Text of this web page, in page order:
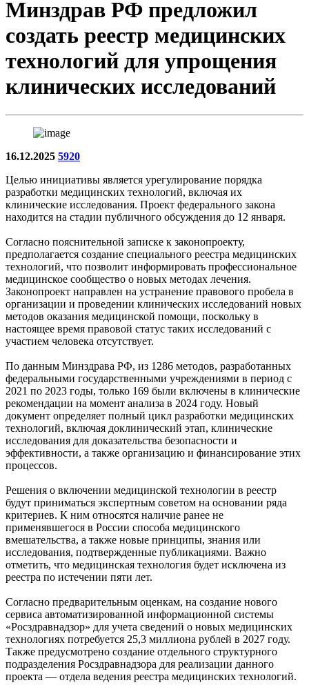
Минздрав РФ предложил
создать реестр медицинских
технологий для упрощения
клинических исследований
16.12.2025 5920
Целью инициативы является урегулирование порядка
разработки медицинских технологий, включая их
клинические исследования. Проект федерального закона
находится на стадии публичного обсуждения до 12 января.
Согласно пояснительной записке к законопроекту,
предполагается создание специального реестра медицинских
технологий, что позволит информировать профессиональное
медицинское сообщество о новых методах лечения.
Законопроект направлен на устранение правового пробела в
организации и проведении клинических исследований новых
методов оказания медицинской помощи, поскольку в
настоящее время правовой статус таких исследований с
участием человека отсутствует.
По данным Минздрава РФ, из 1286 методов, разработанных
федеральными государственными учреждениями в период с
2021 по 2023 годы, только 169 были включены в клинические
рекомендации на момент анализа в 2024 году. Новый
документ определяет полный цикл разработки медицинских
технологий, включая доклинический этап, клинические
исследования для доказательства безопасности и
эффективности, а также организацию и финансирование этих
процессов.
Решения о включении медицинской технологии в реестр
будут приниматься экспертным советом на основании ряда
критериев. К ним относятся наличие ранее не
применявшегося в России способа медицинского
вмешательства, а также новые принципы, знания или
исследования, подтвержденные публикациями. Важно
отметить, что медицинская технология будет исключена из
реестра по истечении пяти лет.
Согласно предварительным оценкам, на создание нового
сервиса автоматизированной информационной системы
«Росздравнадзор» для учета сведений о новых медицинских
технологиях потребуется 25,3 миллиона рублей в 2027 году.
Также предусмотрено создание отдельного структурного
подразделения Росздравнадзора для реализации данного
проекта — отдела ведения реестра медицинских технологий.